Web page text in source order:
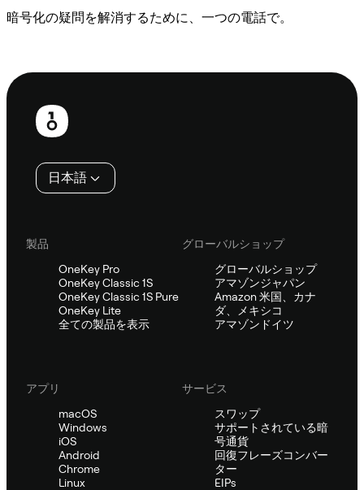
暗号化の疑問を解消するために、一つの電話で。
フ
日本語
製品
OneKey Pro
OneKey Classic 1S
OneKey Classic 1S Pure
OneKey Lite
全ての製品を表示
グローバルショップ
グローバルショップ
アマゾンジャパン
Amazon 米国、カナ
ダ、メキシコ
アマゾンドイツ
アプリ
macOS
Windows
iOS
Android
Chrome
Linux
サービス
スワップ
サポートされている暗
号通貨
回復フレーズコンバー
ター
EIPs